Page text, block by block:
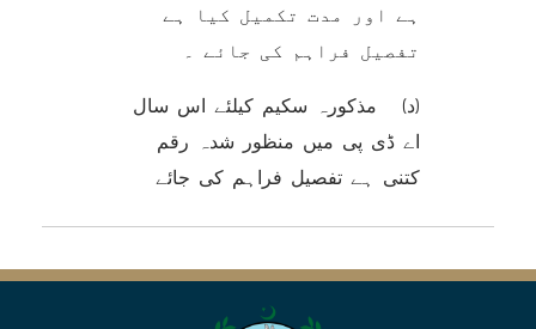
ہے اور مدت تکمیل کیا ہے
تفصیل فراہم کی جائے ۔
(د) مذکورہ سکیم کیلئے اس سال
اے ڈی پی میں منظور شدہ رقم
کتنی ہے تفصیل فراہم کی جائے